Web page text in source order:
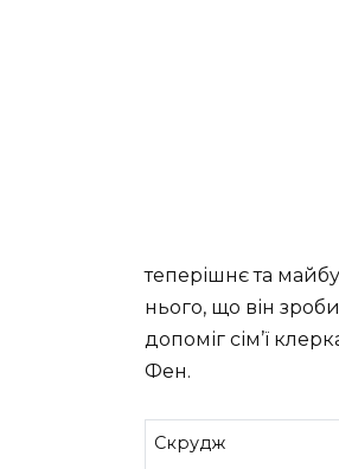
теперішнє та
нього, що він
допоміг сім’ї
Фен.
Скрудж